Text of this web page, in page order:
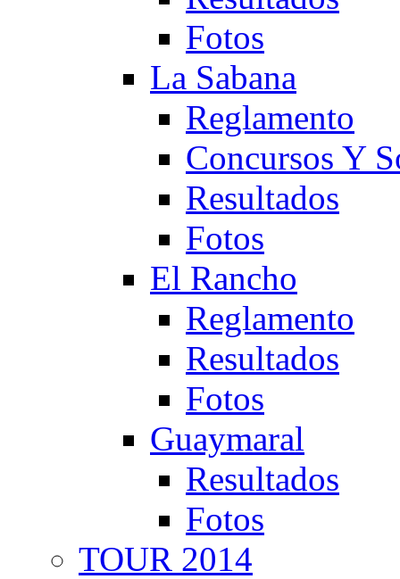
Fotos
La Sabana
Reglamento
Concursos Y
Resultados
Fotos
El Rancho
Reglamento
Resultados
Fotos
Guaymaral
Resultados
Fotos
TOUR 2014